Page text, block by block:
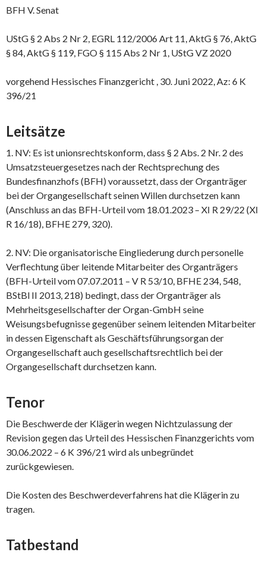
BFH V. Senat
UStG § 2 Abs 2 Nr 2, EGRL 112/2006 Art 11, AktG § 76, AktG
§ 84, AktG § 119, FGO § 115 Abs 2 Nr 1, UStG VZ 2020
vorgehend Hessisches Finanzgericht , 30. Juni 2022, Az: 6 K
396/21
Leitsätze
1. NV: Es ist unionsrechtskonform, dass § 2 Abs. 2 Nr. 2 des
Umsatzsteuergesetzes nach der Rechtsprechung des
Bundesfinanzhofs (BFH) voraussetzt, dass der Organträger
bei der Organgesellschaft seinen Willen durchsetzen kann
(Anschluss an das BFH-Urteil vom 18.01.2023 – XI R 29/22 (XI
R 16/18), BFHE 279, 320).
2. NV: Die organisatorische Eingliederung durch personelle
Verflechtung über leitende Mitarbeiter des Organträgers
(BFH-Urteil vom 07.07.2011 – V R 53/10, BFHE 234, 548,
BStBl II 2013, 218) bedingt, dass der Organträger als
Mehrheitsgesellschafter der Organ-GmbH seine
Weisungsbefugnisse gegenüber seinem leitenden Mitarbeiter
in dessen Eigenschaft als Geschäftsführungsorgan der
Organgesellschaft auch gesellschaftsrechtlich bei der
Organgesellschaft durchsetzen kann.
Tenor
Die Beschwerde der Klägerin wegen Nichtzulassung der
Revision gegen das Urteil des Hessischen Finanzgerichts vom
30.06.2022 – 6 K 396/21 wird als unbegründet
zurückgewiesen.
Die Kosten des Beschwerdeverfahrens hat die Klägerin zu
tragen.
Tatbestand